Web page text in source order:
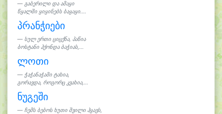
გაბერილი და ამაყი
წყალში ყიყინებს ბაყაყი....
პრანჭიები
სულ ერთი ციცქნა, პაწია
ბოსტანი ჰქონდა ბაჭიას,...
ლოთი
ჭაჭანაჭამი ტახია,
გორავდა, როგორც კვახია,...
ნუგეში
ჩემს ბებოს ხუთი შვილი ჰყავს,